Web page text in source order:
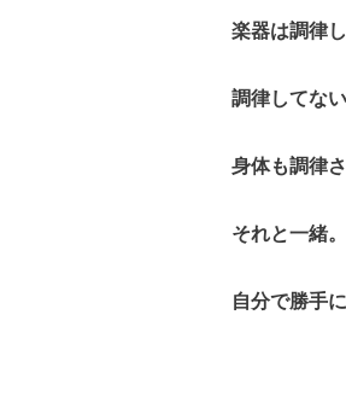
楽器は調律
調律してな
身体も調律
それと一緒。
自分で勝手